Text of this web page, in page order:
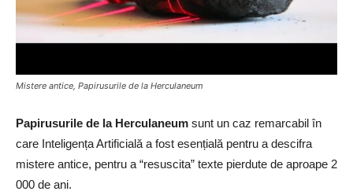
Mistere antice, Papirusurile de la Herculaneum
Papirusurile de la Herculaneum sunt un caz remarcabil în
care Inteligența Artificială a fost esențială pentru a descifra
mistere antice, pentru a “resuscita” texte pierdute de aproape 2
000 de ani.